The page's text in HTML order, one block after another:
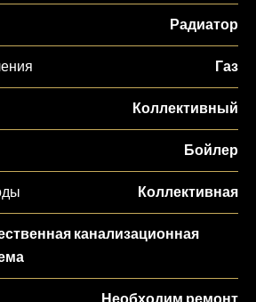
Радиатор
Газ
Коллективный
Бойлер
Коллективная
канализационная